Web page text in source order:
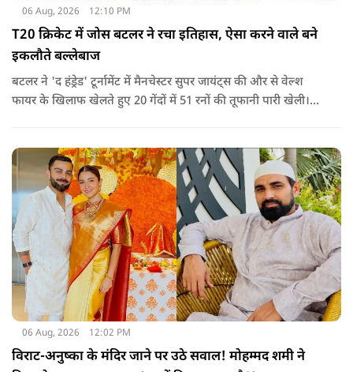
06 Aug, 2026 12:10 PM
T20 क्रिकेट में जोस बटलर ने रचा इतिहास, ऐसा करने वाले बने
इकलौते बल्लेबाज
बटलर ने 'द हंड्रेड' टूर्नामेंट में मैनचेस्टर सुपर जायंट्स की और से वेल्श
फायर के खिलाफ खेलते हुए 20 गेंदों में 51 रनों की तूफानी पारी खेली।
06 Aug, 2026 12:02 PM
विराट-अनुष्का के मंदिर जाने पर उठे सवाल! मोहम्मद शमी ने